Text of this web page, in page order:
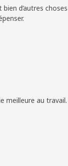
d’autres choses
meilleure au travail.